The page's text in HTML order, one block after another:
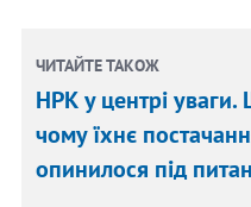
ЧИТАЙТЕ ТАКОЖ
НРК у центрі
чому їхнє
опинилося під